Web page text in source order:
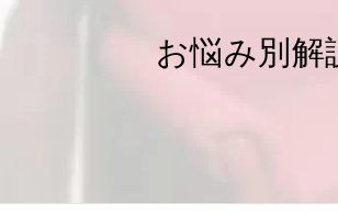
お悩み別解